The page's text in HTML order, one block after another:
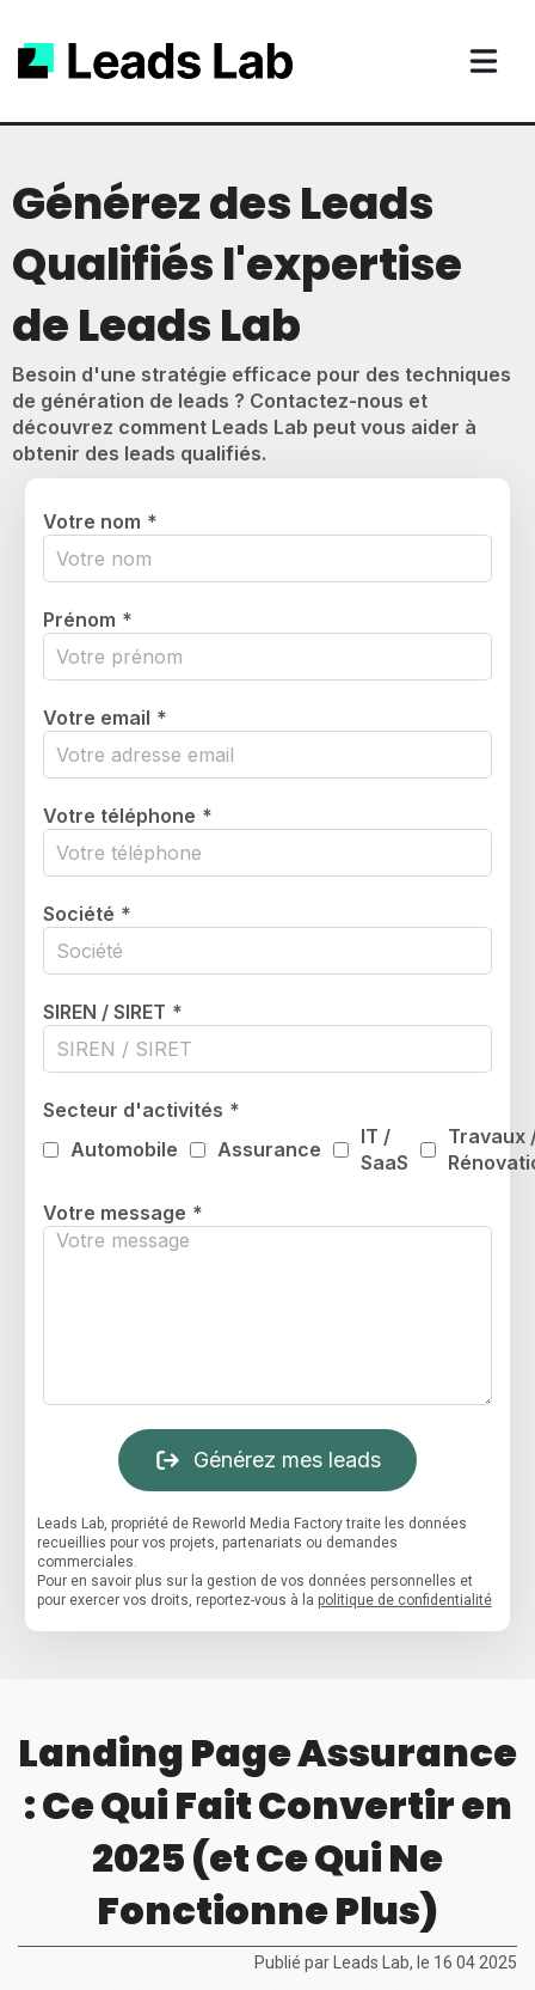
Générez des Leads
Qualifiés l'expertise
de Leads Lab
Besoin d'une stratégie efficace pour des techniques
de génération de leads ? Contactez-nous et
découvrez comment Leads Lab peut vous aider à
obtenir des leads qualifiés.
Votre nom *
Prénom *
Votre email *
Votre téléphone *
Société *
SIREN / SIRET *
Secteur d'activités *
Automobile
Assurance
IT /
SaaS
Travaux
Votre message *
Générez mes leads
Leads Lab, propriété de Reworld Media Factory traite les données
recueillies pour vos projets, partenariats ou demandes
commerciales.
Pour en savoir plus sur la gestion de vos données personnelles et
pour exercer vos droits, reportez-vous à la politique de confidentialité
Landing Page Assurance
: Ce Qui Fait Convertir en
2025 (et Ce Qui Ne
Fonctionne Plus)
Publié par Leads Lab, le 16 04 2025